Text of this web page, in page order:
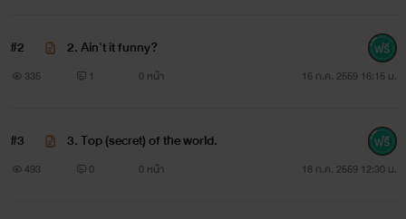
#2 2. Ain't it funny?
335 1 0 หน้า 16 ก.ค. 2559 16:15 น.
#3 3. Top (secret) of the world.
493 0 0 หน้า 18 ก.ค. 2559 12:30 น.